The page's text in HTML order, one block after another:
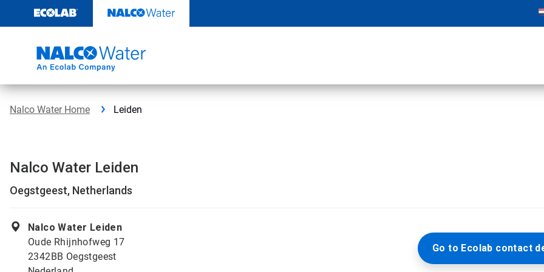
content
Nalco Water Home Leiden
Nalco Water Leiden
Oegstgeest, Netherlands
Nalco Water Leiden
Oude Rhijnhofweg 17
2342BB Oegstgeest
Go to Ecolab contact